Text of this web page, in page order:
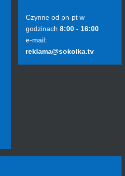
Czynne od pn-pt w
godzinach 8:00 - 16:00
e-mail:
reklama@sokolka.tv